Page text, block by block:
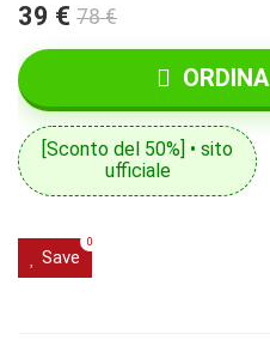
39 € 78 €
ORDINA
[Sconto del 50%] • sito
ufficiale
Save
0